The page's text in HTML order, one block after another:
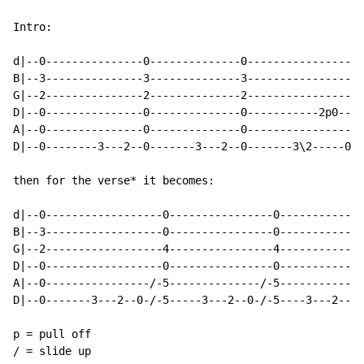
Intro:
d|--0---------------0--------------
B|--3---------------3--------------
G|--2---------------2--------------
D|--0---------------0--------------0-----------
A|--0---------------0--------------
D|--0--------3---2--0-------3---2--0-------3\2-----
then for the verse* it becomes:
d|--0------------------0----------------0-----------
B|--3------------------0----------------0-----------
G|--2------------------4----------------4-----------
D|--0------------------0----------------0-----------
A|--0----------------/-5--------------/-5-----------
D|--0-------3---2--0-/-5-----3---2--0-/-5----3---2--
p = pull off
/ = slide up